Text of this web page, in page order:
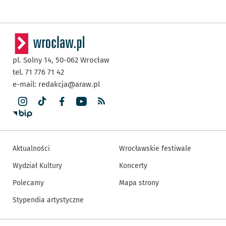
pl. Solny 14, 50-062 Wrocław
tel. 71 776 71 42
e-mail: redakcja@araw.pl
Aktualności
Wydział Kultury
Polecamy
Stypendia artystyczne
Wrocławskie festiwale
Koncerty
Mapa strony